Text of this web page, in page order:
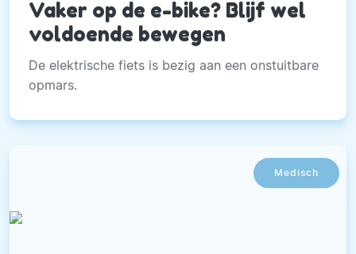
Vaker op de e-bike? Blijf wel
voldoende bewegen
De elektrische fiets is bezig aan een onstuitbare
opmars.
Medisch